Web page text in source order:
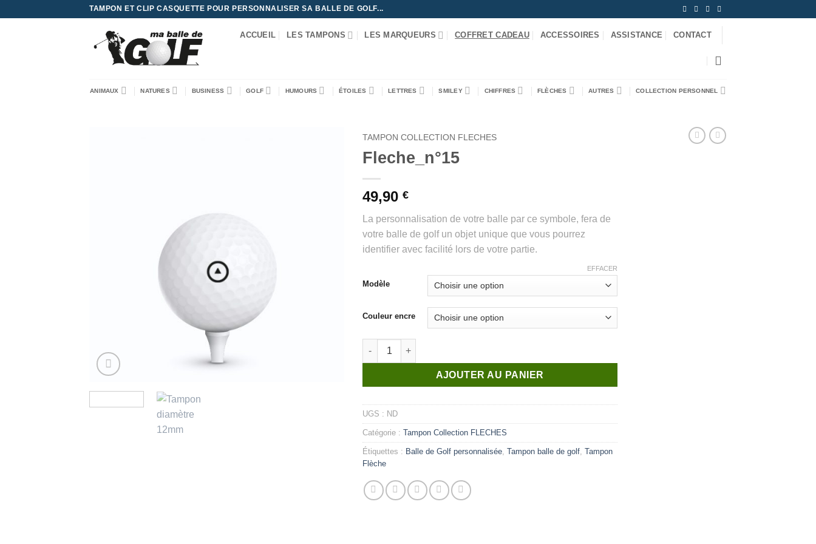
TAMPON ET CLIP CASQUETTE POUR PERSONNALISER SA BALLE DE GOLF...
ACCUEIL LES TAMPONS LES MARQUEURS COFFRET CADEAU ACCESSOIRES ASSISTANCE CONTACT
ANIMAUX NATURES BUSINESS GOLF HUMOURS ÉTOILES LETTRES SMILEY CHIFFRES FLÈCHES AUTRES COLLECTION PERSONNEL
TAMPON COLLECTION FLECHES
Fleche_n°15
49,90 €
La personnalisation de votre balle par ce symbole, fera de
votre balle de golf un objet unique que vous pourrez
identifier avec facilité lors de votre partie.
Modèle
Couleur encre
EFFACER
quantité de Fleche_n°15
AJOUTER AU PANIER
UGS : ND
Catégorie : Tampon Collection FLECHES
Étiquettes : Balle de Golf personnalisée Tampon balle de golf Tampon
Flèche